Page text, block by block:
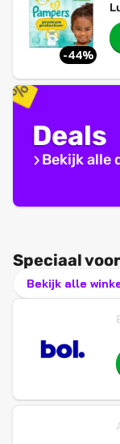
-44%
Deals
Bekijk alle
Speciaal
Bekijk alle